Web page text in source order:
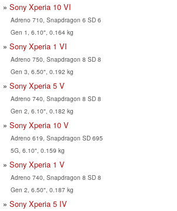
Sony Xperia 10 VI
Adreno 710, Snapdragon 6 SD 6
Gen 1, 6.10", 0.164 kg
Sony Xperia 1 VI
Adreno 750, Snapdragon 8 SD 8
Gen 3, 6.50", 0.192 kg
Sony Xperia 5 V
Adreno 740, Snapdragon 8 SD 8
Gen 2, 6.10", 0.182 kg
Sony Xperia 10 V
Adreno 619, Snapdragon SD 695
5G, 6.10", 0.159 kg
Sony Xperia 1 V
Adreno 740, Snapdragon 8 SD 8
Gen 2, 6.50", 0.187 kg
Sony Xperia 5 IV